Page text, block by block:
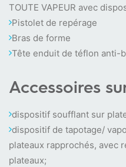
TOUTE VAPEUR avec
Pistolet de repérage
Bras de forme
Tête enduit de téflon anti-
Accessoires
dispositif soufflant sur
dispositif de tapotage/
plateaux rapprochés, avec
plateaux;